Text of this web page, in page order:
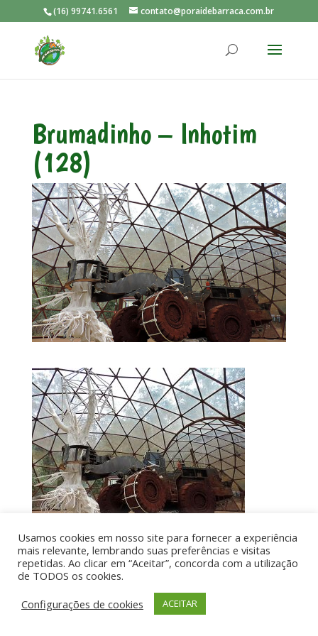
(16) 99741.6561 contato@poraidebarraca.com.br
Brumadinho – Inhotim
(128)
Por aí de Barraca - direitos reservados - Desenvolvido
por UIA WEB
Usamos cookies em nosso site para fornecer a experiência
mais relevante, lembrando suas preferências e visitas
repetidas. Ao clicar em “Aceitar”, concorda com a utilização
de TODOS os cookies.
Configurações de cookies
ACEITAR